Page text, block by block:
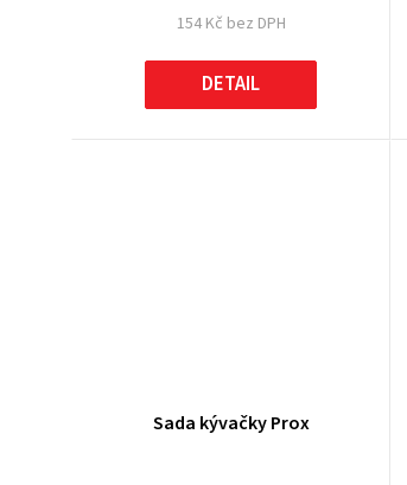
154 Kč bez DPH
DETAIL
Sada kývačky Prox